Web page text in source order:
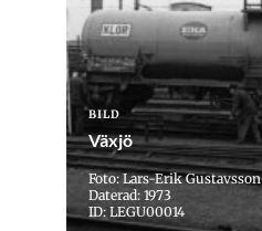
BILD
Växjö
Foto: Lars-Erik Gustavsson
Daterad: 1973
ID: LEGU00014